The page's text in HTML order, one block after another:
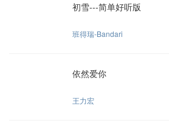
初雪---简单好听版
班得瑞-Bandari
依然爱你
王力宏